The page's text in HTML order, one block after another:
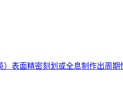
表面精密刻划或全息制作出周期